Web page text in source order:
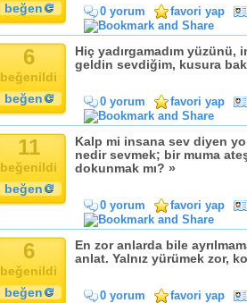
beğen
0 yorum favori yap
6
beğenildi
beğen
Hiç yadırgamadım yüzünü,
geldin sevdiğim, kusura
0 yorum favori yap
11
beğenildi
beğen
Kalp mi insana sev diyen
nedir sevmek; bir muma
dokunmak mı? »
0 yorum favori yap
6
beğenildi
beğen
En zor anlarda bile
anlat. Yalnız yürümek zor,
0 yorum favori yap